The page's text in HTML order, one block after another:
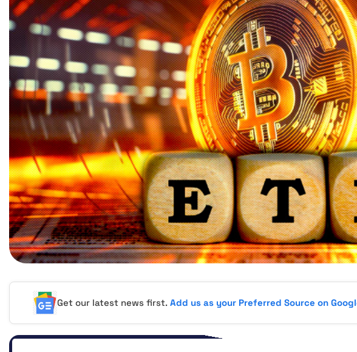
Get our latest news first.Add us as your Preferred Source on